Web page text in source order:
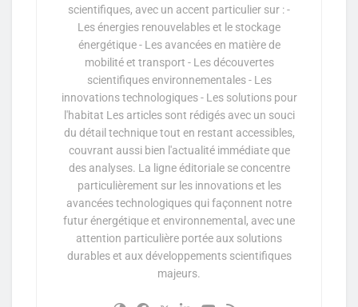
scientifiques, avec un accent particulier sur : -
Les énergies renouvelables et le stockage
énergétique - Les avancées en matière de
mobilité et transport - Les découvertes
scientifiques environnementales - Les
innovations technologiques - Les solutions pour
l'habitat Les articles sont rédigés avec un souci
du détail technique tout en restant accessibles,
couvrant aussi bien l'actualité immédiate que
des analyses. La ligne éditoriale se concentre
particulièrement sur les innovations et les
avancées technologiques qui façonnent notre
futur énergétique et environnemental, avec une
attention particulière portée aux solutions
durables et aux développements scientifiques
majeurs.